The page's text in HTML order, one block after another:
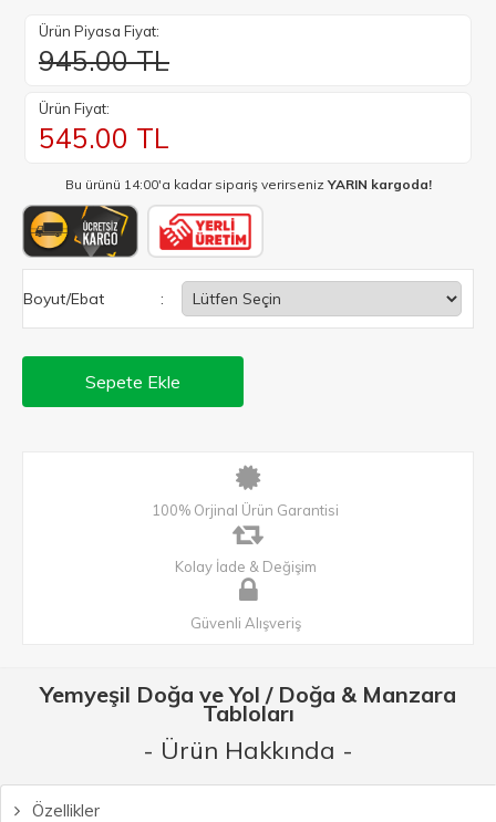
Ürün Piyasa Fiyat:
945.00 TL
Ürün Fiyat:
545.00 TL
Bu ürünü 14:00'a kadar sipariş verirsenizYARIN kargoda!
Boyut/Ebat :
Sepete Ekle
100% Orjinal Ürün Garantisi
Kolay İade & Değişim
Güvenli Alışveriş
Yemyeşil Doğa ve Yol / Doğa & Manzara
Tabloları
- Ürün Hakkında -
Özellikler